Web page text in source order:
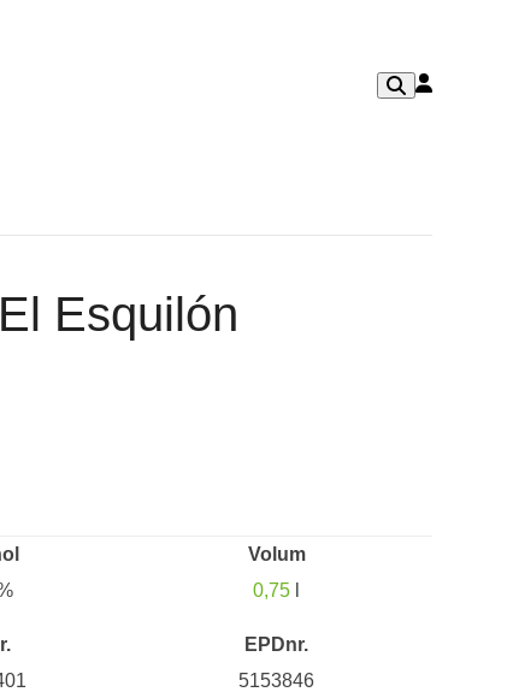
Esquilón
Volum
0,75
EPDnr.
5153846